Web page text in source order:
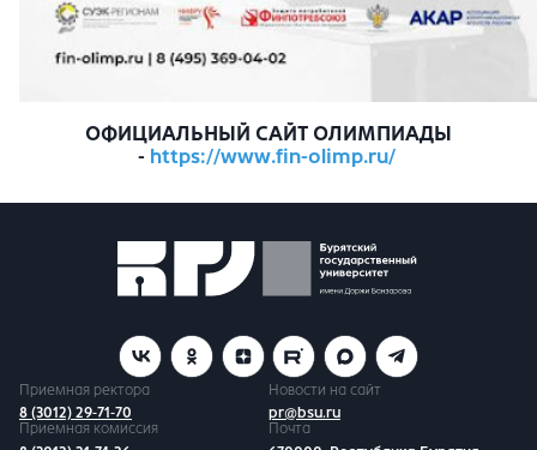
ОФИЦИАЛЬНЫЙ САЙТ ОЛИМПИАДЫ
- https://www.fin-olimp.ru/
Приемная ректора
8 (3012) 29-71-70
Новости на сайт
pr@bsu.ru
Приемная комиссия
Почта